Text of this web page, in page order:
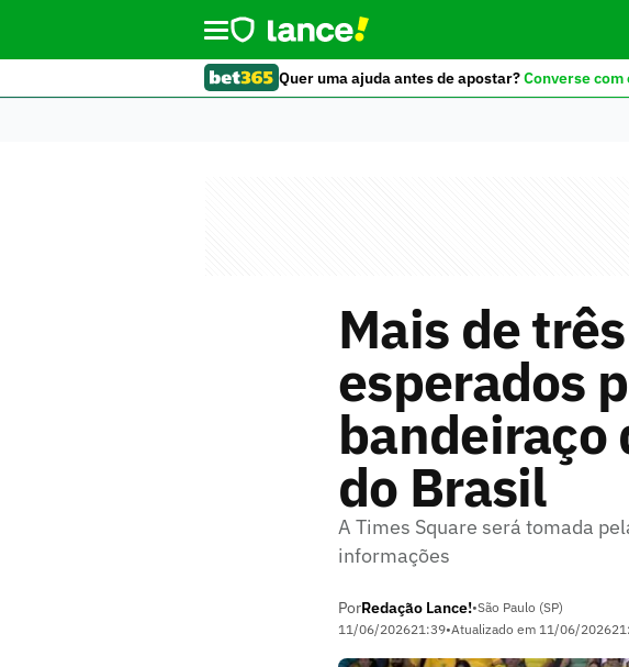
Quer uma ajuda antes de apostar?Converse
Mais de
esperados
bandeiraço
do Brasil
A Times Square será tomada
informações
PorRedação Lance!•São Paulo (SP)
11/06/202621:39•Atualizado em 11/06/2026